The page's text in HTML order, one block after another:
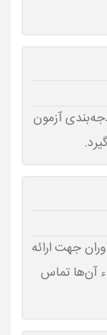
آزمون
جهت ارائه
آن‌ها تماس